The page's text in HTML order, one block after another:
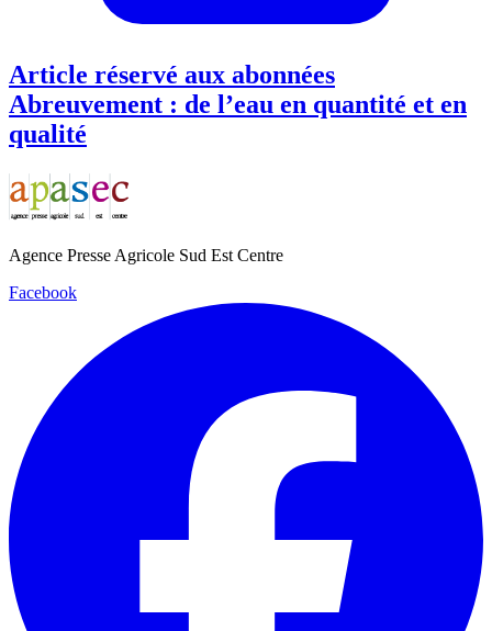
Article réservé aux abonnées
Abreuvement : de l’eau en quantité et en
qualité
Agence Presse Agricole Sud Est Centre
Facebook